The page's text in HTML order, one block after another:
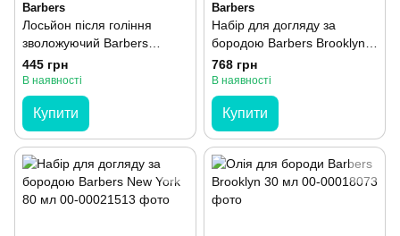
Barbers
Лосьйон після гоління
зволожуючий Barbers
Manchester 250 мл
445 грн
В наявності
Купити
Barbers
Набір для догляду за
бородою Barbers Brooklyn
80 мл
768 грн
В наявності
Купити